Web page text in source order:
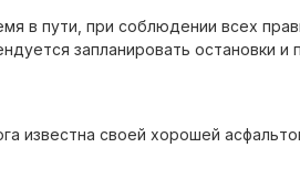
в пути, при соблюдении всех
запланировать остановки
своей хорошей